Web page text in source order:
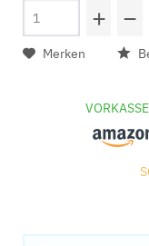
+ −
Merken
VORKASSE